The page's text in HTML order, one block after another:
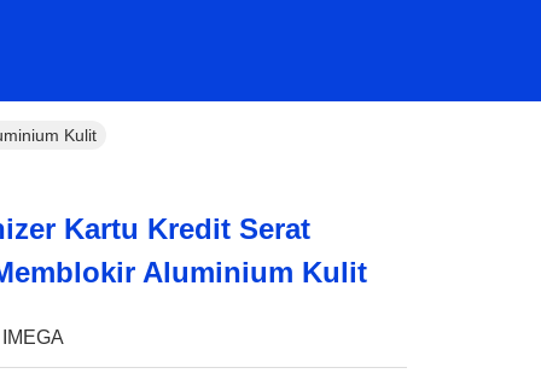
Kulit
Kartu Kredit Serat
Aluminium Kulit
IMEGA